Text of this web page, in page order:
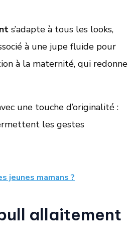
s’adapte à tous les looks,
à une jupe fluide pour
à la maternité, qui redonne
une touche d’originalité :
les gestes
jeunes mamans ?
allaitement